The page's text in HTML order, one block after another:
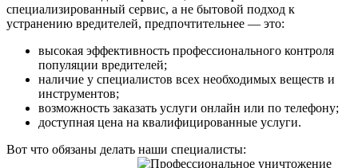
специализированный сервис, а не бытовой подход к
устранению вредителей, предпочтительнее — это:
высокая эффективность профессионального контроля
популяции вредителей;
наличие у специалистов всех необходимых веществ и
инструментов;
возможность заказать услуги онлайн или по телефону;
доступная цена на квалифицированные услуги.
Вот что обязаны делать наши специалисты: